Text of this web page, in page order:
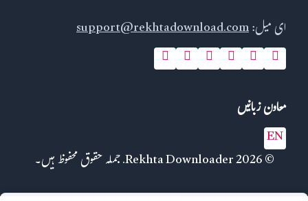
ای میل:support@rekhtadownload.com
معاون زبانیں
EN
© 2026 Rekhta Downloader. جملہ حقوق محفوظ ہیں۔